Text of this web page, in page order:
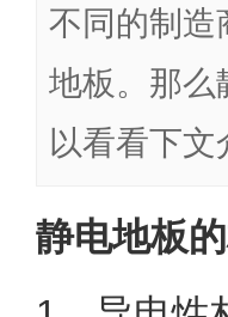
不同的制造
地板。那么
以看看下文
静电地板